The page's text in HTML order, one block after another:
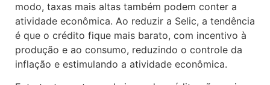
modo, taxas mais altas também podem conter a
atividade econômica. Ao reduzir a Selic, a tendência
é que o crédito fique mais barato, com incentivo à
produção e ao consumo, reduzindo o controle da
inflação e estimulando a atividade econômica.